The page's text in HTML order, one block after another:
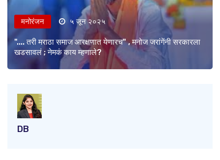
मनोरंजन ५ जून २०२५
".... तरी मराठा समाज आरक्षणात येणारच" , मनोज जरांगेंनी सरकारला
खडसावलं ; नेमकं काय म्हणाले?
DB